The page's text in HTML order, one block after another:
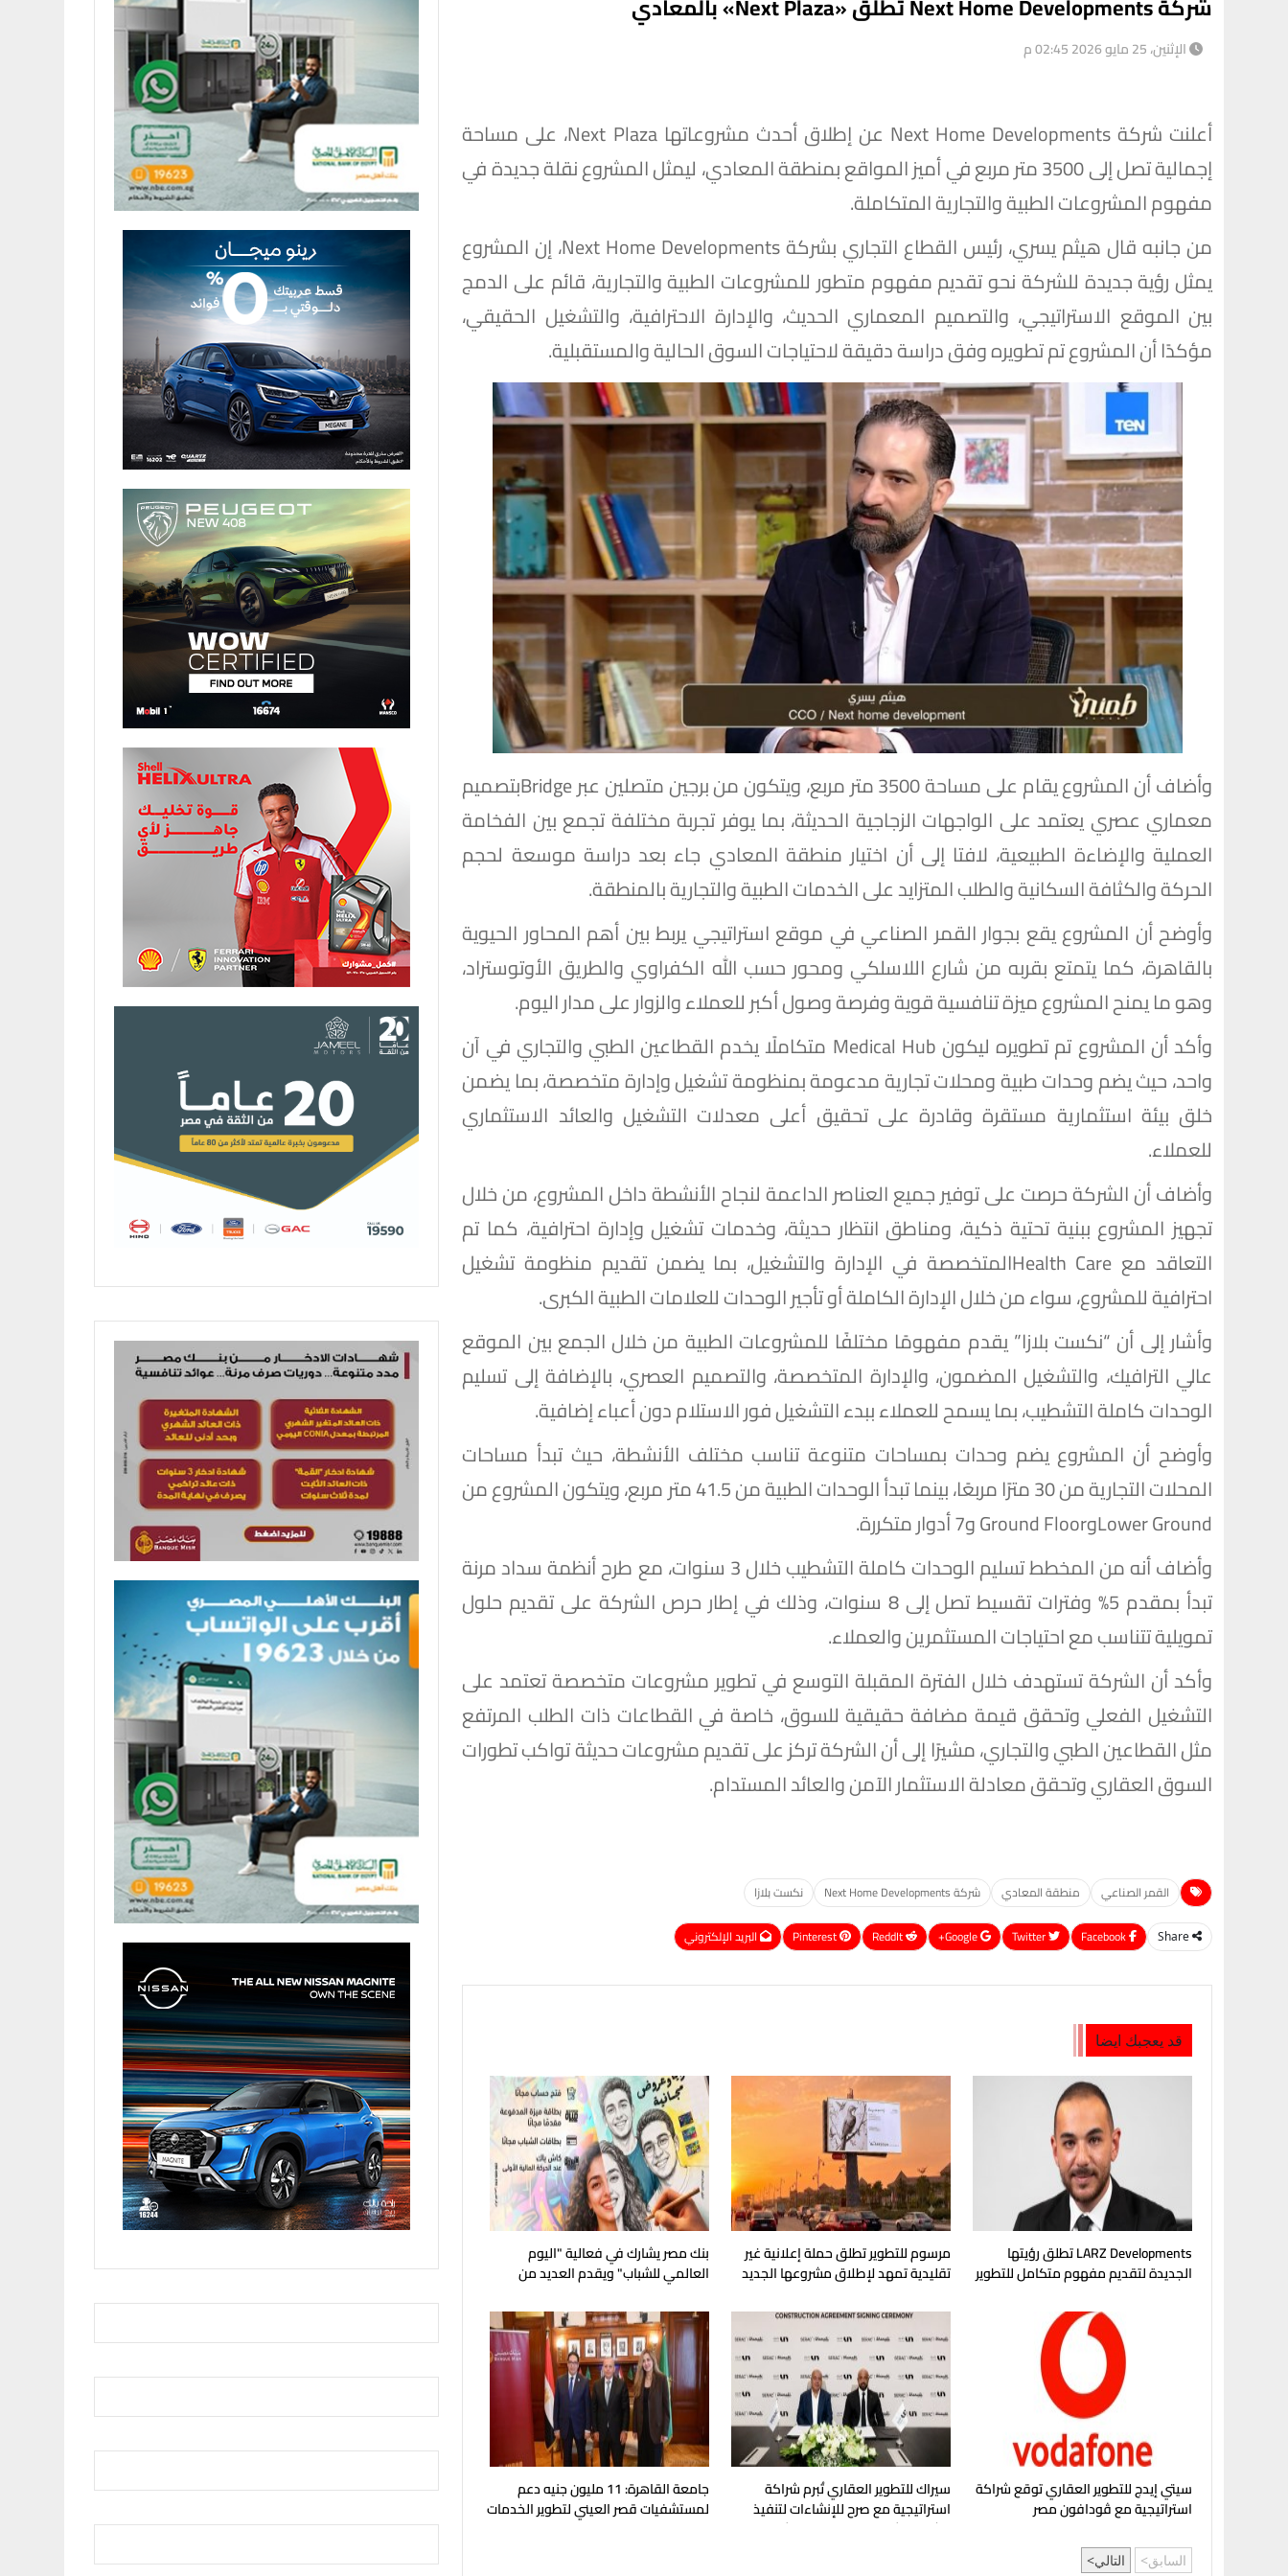
الإثنين، 25 مايو 2026 02:45 م
أعلنت شركة Next Home Developments عن إطلاق أحدث مشروعاتها Next Plaza، على مساحة
إجمالية تصل إلى 3500 متر مربع في أميز المواقع بمنطقة المعادي، ليمثل المشروع نقلة جديدة في
مفهوم المشروعات الطبية والتجارية المتكاملة.
من جانبه قال هيثم يسري، رئيس القطاع التجاري بشركة Next Home Developments، إن المشروع
يمثل رؤية جديدة للشركة نحو تقديم مفهوم متطور للمشروعات الطبية والتجارية، قائم على الدمج
بين الموقع الاستراتيجي، والتصميم المعماري الحديث، والإدارة الاحترافية، والتشغيل الحقيقي،
مؤكدًا أن المشروع تم تطويره وفق دراسة دقيقة لاحتياجات السوق الحالية والمستقبلية.
وأضاف أن المشروع يقام على مساحة 3500 متر مربع، ويتكون من برجين متصلين عبر Bridgeبتصميم
معماري عصري يعتمد على الواجهات الزجاجية الحديثة، بما يوفر تجربة مختلفة تجمع بين الفخامة
العملية والإضاءة الطبيعية، لافتا إلى أن اختيار منطقة المعادي جاء بعد دراسة موسعة لحجم
الحركة والكثافة السكانية والطلب المتزايد على الخدمات الطبية والتجارية بالمنطقة.
وأوضح أن المشروع يقع بجوار القمر الصناعي في موقع استراتيجي يربط بين أهم المحاور الحيوية
بالقاهرة، كما يتمتع بقربه من شارع اللاسلكي ومحور حسب الله الكفراوي والطريق الأوتوستراد،
وهو ما يمنح المشروع ميزة تنافسية قوية وفرصة وصول أكبر للعملاء والزوار على مدار اليوم.
وأكد أن المشروع تم تطويره ليكون Medical Hub متكاملًا يخدم القطاعين الطبي والتجاري في آن
واحد، حيث يضم وحدات طبية ومحلات تجارية مدعومة بمنظومة تشغيل وإدارة متخصصة، بما يضمن
خلق بيئة استثمارية مستقرة وقادرة على تحقيق أعلى معدلات التشغيل والعائد الاستثماري
للعملاء.
وأضاف أن الشركة حرصت على توفير جميع العناصر الداعمة لنجاح الأنشطة داخل المشروع، من خلال
تجهيز المشروع ببنية تحتية ذكية، ومناطق انتظار حديثة، وخدمات تشغيل وإدارة احترافية، كما تم
التعاقد مع Health Careالمتخصصة في الإدارة والتشغيل، بما يضمن تقديم منظومة تشغيل
احترافية للمشروع، سواء من خلال الإدارة الكاملة أو تأجير الوحدات للعلامات الطبية الكبرى.
وأشار إلى أن “نكست بلازا” يقدم مفهومًا مختلفًا للمشروعات الطبية من خلال الجمع بين الموقع
عالي الترافيك، والتشغيل المضمون، والإدارة المتخصصة، والتصميم العصري، بالإضافة إلى تسليم
الوحدات كاملة التشطيب، بما يسمح للعملاء ببدء التشغيل فور الاستلام دون أعباء إضافية.
وأوضح أن المشروع يضم وحدات بمساحات متنوعة تناسب مختلف الأنشطة، حيث تبدأ مساحات
المحلات التجارية من 30 مترًا مربعًا، بينما تبدأ الوحدات الطبية من 41.5 متر مربع، ويتكون المشروع من
Lower GroundوGround Floor و7 أدوار متكررة.
وأضاف أنه من المخطط تسليم الوحدات كاملة التشطيب خلال 3 سنوات، مع طرح أنظمة سداد مرنة
تبدأ بمقدم 5% وفترات تقسيط تصل إلى 8 سنوات، وذلك في إطار حرص الشركة على تقديم حلول
تمويلية تتناسب مع احتياجات المستثمرين والعملاء.
وأكد أن الشركة تستهدف خلال الفترة المقبلة التوسع في تطوير مشروعات متخصصة تعتمد على
التشغيل الفعلي وتحقق قيمة مضافة حقيقية للسوق، خاصة في القطاعات ذات الطلب المرتفع
مثل القطاعين الطبي والتجاري، مشيرًا إلى أن الشركة تركز على تقديم مشروعات حديثة تواكب تطورات
السوق العقاري وتحقق معادلة الاستثمار الآمن والعائد المستدام.
القمر الصناعي منطقة المعادي شركة Next Home Developments نكست بلازا
Share
Google+
ReddIt
Pinterest البريد الإلكتروني
قد يعجبك ايضا
LARZ Developments تطلق رؤيتها
الجديدة لتقديم مفهوم متكامل للتطوير
مرسوم للتطوير تطلق حملة إعلانية غير
تقليدية تمهد لإطلاق مشروعها الجديد
بنك مصر يشارك في فعالية "اليوم
العالمي للشباب" ويقدم العديد من
سيتي إيدج للتطوير العقاري توقع شراكة
استراتيجية مع ڤودافون مصر
سيراك للتطوير العقاري تُبرم شراكة
استراتيجية مع صرح للإنشاءات لتنفيذ
مشروع "شماسي" بالساحل الشمالي
جامعة القاهرة: 11 مليون جنيه دعم
لمستشفيات قصر العيني لتطوير الخدمات
السابق التالي